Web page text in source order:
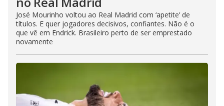
José Mourinho voltou ao Real Madrid com ‘apetite’ de
títulos. E quer jogadores decisivos, confiantes. Não é o
que vê em Endrick. Brasileiro perto de ser emprestado
novamente